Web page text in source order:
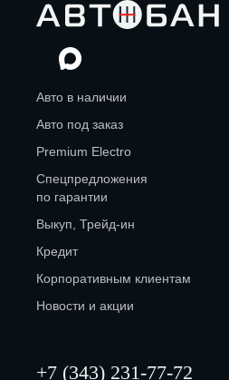
Авто в наличии
Авто под заказ
Premium Electro
Спецпредложения
по гарантии
Выкуп, Трейд-ин
Кредит
Корпоративным клиентам
Новости и акции
+7 (343) 231-77-72